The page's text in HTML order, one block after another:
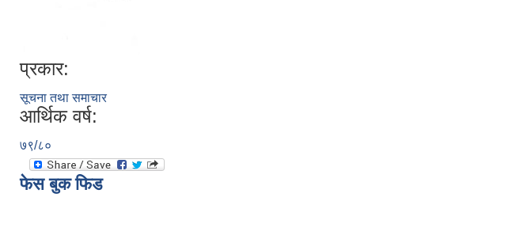
प्रकार:
सूचना तथा समाचार
आर्थिक वर्ष:
७९/८०
फेस बुक फिड